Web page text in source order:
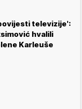
televizije':
hvalili
Karleuše